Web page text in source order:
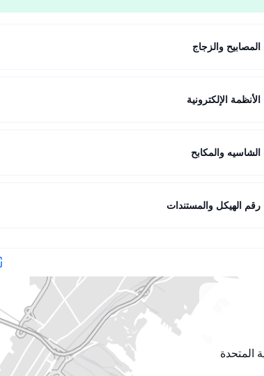
المصابيح والزجاج
الأنظمة الإلكترونية
الشاسيه والمكابح
رقم الهيكل والمستندات
المتحدة